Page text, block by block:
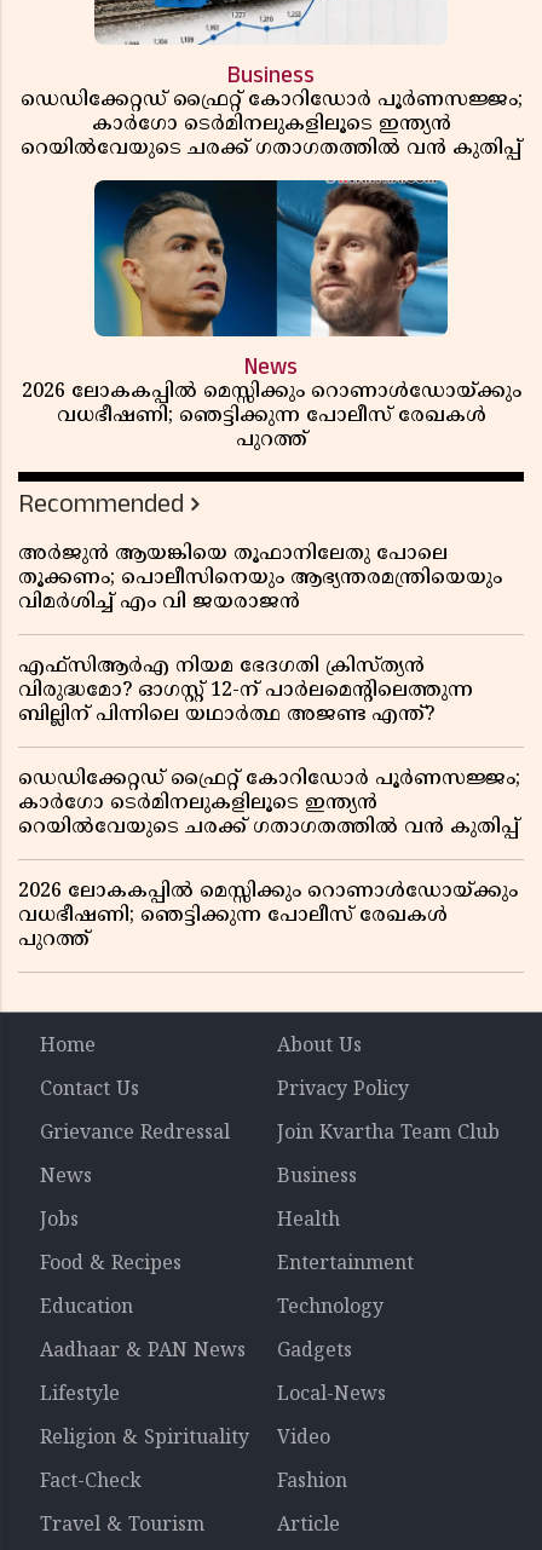
Business
ഡെഡിക്കേറ്റഡ് ഫ്രൈറ്റ് കോറിഡോർ പൂർണസജ്ജം;
കാർഗോ ടെർമിനലുകളിലൂടെ ഇന്ത്യൻ
റെയിൽവേയുടെ ചരക്ക് ഗതാഗതത്തിൽ വൻ കുതിപ്പ്
News
2026 ലോകകപ്പിൽ മെസ്സിക്കും റൊണാൾഡോയ്ക്കും
വധഭീഷണി; ഞെട്ടിക്കുന്ന പോലീസ് രേഖകൾ
പുറത്ത്
Recommended
അർജുൻ ആയങ്കിയെ തൂഫാനിലേതു പോലെ
തൂക്കണം; പൊലീസിനെയും ആഭ്യന്തരമന്ത്രിയെയും
വിമർശിച്ച് എം വി ജയരാജൻ
എഫ്സിആർഎ നിയമ ഭേദഗതി ക്രിസ്ത്യൻ
വിരുദ്ധമോ? ഓഗസ്റ്റ് 12-ന് പാർലമെന്റിലെത്തുന്ന
ബില്ലിന് പിന്നിലെ യഥാർത്ഥ അജണ്ട എന്ത്?
ഡെഡിക്കേറ്റഡ് ഫ്രൈറ്റ് കോറിഡോർ പൂർണസജ്ജം;
കാർഗോ ടെർമിനലുകളിലൂടെ ഇന്ത്യൻ
റെയിൽവേയുടെ ചരക്ക് ഗതാഗതത്തിൽ വൻ കുതിപ്പ്
2026 ലോകകപ്പിൽ മെസ്സിക്കും റൊണാൾഡോയ്ക്കും
വധഭീഷണി; ഞെട്ടിക്കുന്ന പോലീസ് രേഖകൾ
പുറത്ത്
Home
About Us
Contact Us
Privacy Policy
Grievance Redressal
Join Kvartha Team Club
News
Business
Jobs
Health
Food & Recipes
Entertainment
Education
Technology
Aadhaar & PAN News
Gadgets
Lifestyle
Local-News
Religion & Spirituality
Video
Fact-Check
Fashion
Travel & Tourism
Article